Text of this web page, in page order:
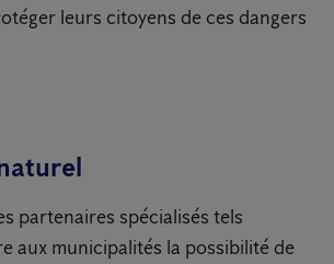
leurs citoyens de ces dangers
partenaires spécialisés tels
aux municipalités la possibilité de